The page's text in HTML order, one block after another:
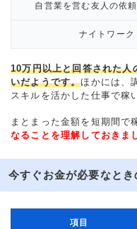
自営業を営む友人の依
ナイトワーク
10万円以上と回答された人
いだようです。ほかには、
スキルを活かした仕事で稼
まとまった金額を短期間で
なることを理解しておきま
今すぐお金が必要なと
項目